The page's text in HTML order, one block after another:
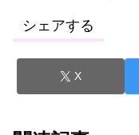
シェアする
X